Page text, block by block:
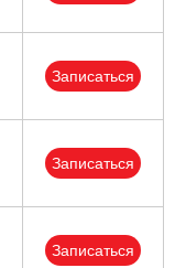
Записаться
Записаться
Записаться